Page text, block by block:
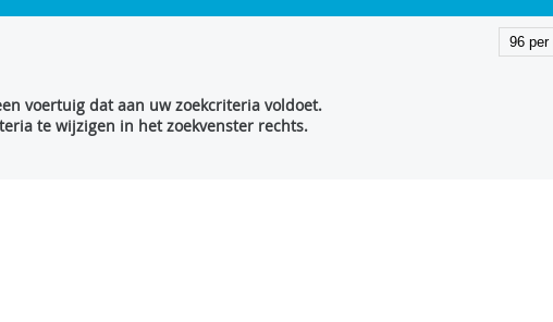
voertuig dat aan uw zoekcriteria voldoet.
te wijzigen in het zoekvenster rechts.